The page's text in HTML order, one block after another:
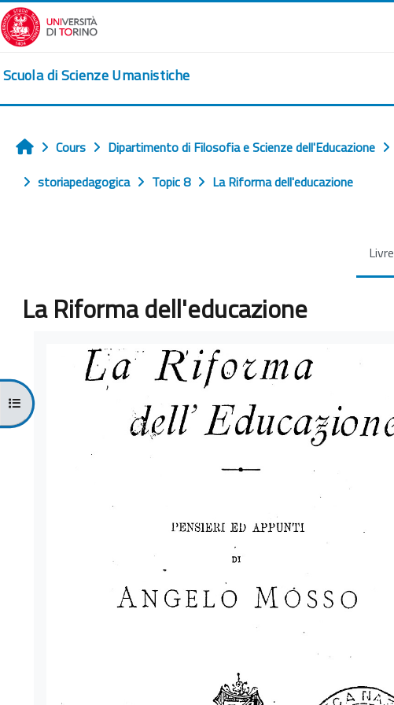
Passer au contenu principal
Scuola di Scienze Umanistiche
Ouvrir l’index du cours
Accueil
Cours Dipartimento di Filosofia e Scienze dell'Educazione
storiapedagogica
Topic 8 La Riforma dell'educazione
Livre
La Riforma dell'educazione